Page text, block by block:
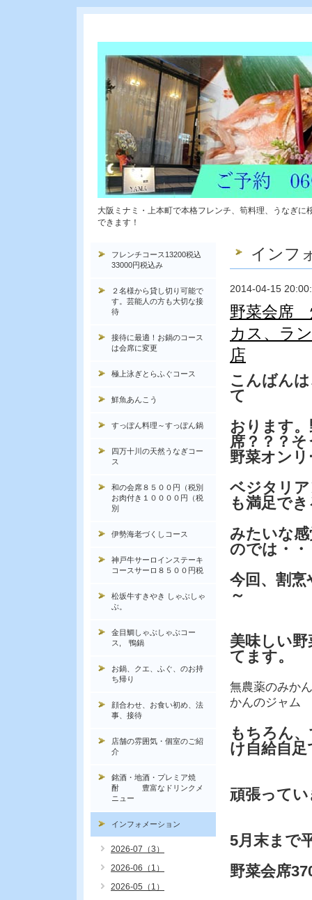
大阪ミナミ・上本町で本格フレンチ、筍料理、うなぎ
できます！
インフ
2014-04-15
野菜会席
カス、ラ
店
こんばん
て
おります
席？？？
野菜オン
ベジタリ
も満足で
みたいな
のでは・・
今回、割
～
美味しい
てます。
無農薬のみか
かんのジャム
もちろん
け自給自足
頑張って
5月末まで
野菜会席
フレンチコース13200税込
33000円税込み
２名様から貸し切り可能で
す。芸能人の方も大切な接
待
接待に最適！お鍋のコース
は会席に変更
極上泳ぎとらふぐコース
鮮魚あんこう
すっぽん料理～すっぽん鍋
四万十川の天然うなぎコー
ス
和の会席８５００円（税別
お肉付き１００００円（税
別
伊勢海老づくしコース
神戸牛サーロインステーキ
コースサーロ８５００円税
松坂牛すきやき しゃぶしゃ
ぶ。
金目鯛しゃぶしゃぶコー
ス, 鴨鍋
お鍋、クエ、ふぐ、のお持
ち帰り
顔合わせ、お食い初め、法
事、接待
店舗の雰囲気・個室のご紹
介
銘酒・地酒・プレミア焼
酎 豊富なドリンクメ
ニュー
インフォメーション
2026-07（3）
2026-06（1）
2026-05（1）